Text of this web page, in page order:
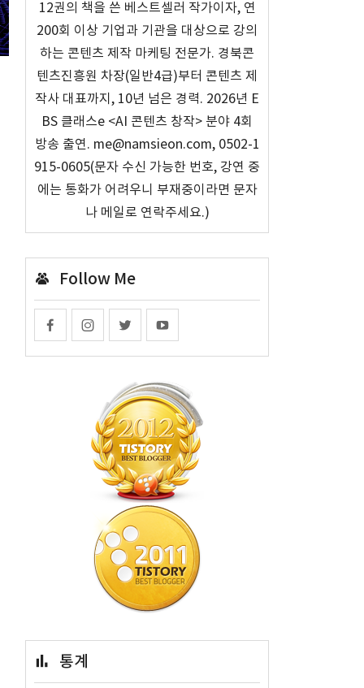
12권의 책을 쓴 베스트셀러 작가이자, 연
200회 이상 기업과 기관을 대상으로 강의
하는 콘텐츠 제작 마케팅 전문가. 경북콘
텐츠진흥원 차장(일반4급)부터 콘텐츠 제
작사 대표까지, 10년 넘은 경력. 2026년 E
BS 클래스e <AI 콘텐츠 창작> 분야 4회
방송 출연. me@namsieon.com, 0502-1
915-0605(문자 수신 가능한 번호, 강연 중
에는 통화가 어려우니 부재중이라면 문자
나 메일로 연락주세요.)
Follow Me
통계